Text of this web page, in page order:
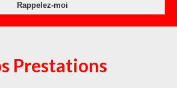
Prestations